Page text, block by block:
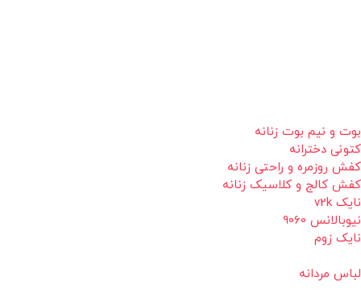
بوت و نیم بوت زنانه
کتونی دخترانه
کفش روزمره و راحتی زنانه
کفش کالج و کلاسیک زنانه
نایک v2k
نیوبالانس 9060
نایک زوم
لباس مردانه